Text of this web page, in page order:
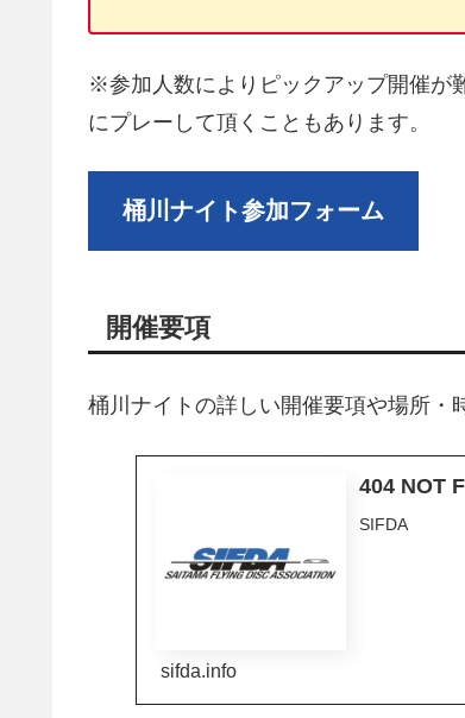
※参加人数によりピックアップ開催が
にプレーして頂くこともあります。
桶川ナイト参加フォーム
開催要項
桶川ナイトの詳しい開催要項や場所・
404 NOT
SIFDA
sifda.info